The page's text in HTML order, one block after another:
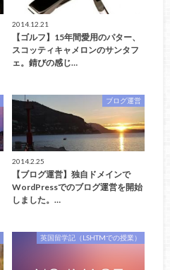
2014.12.21
【ゴルフ】15年間愛用のパター、
スコッティキャメロンのサンタフ
ェ。錆びの感じ…
ブログ運営
2014.2.25
【ブログ運営】独自ドメインで
WordPressでのブログ運営を開始
しました。…
英国留学記（LSHTMでの授業）